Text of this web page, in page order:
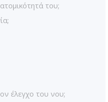
του;
έλεγχο του νου;